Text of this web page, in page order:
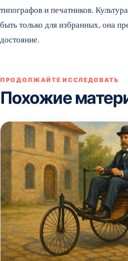
типографов и печатников.
быть только для избранных, она
достояние.
ПРОДОЛЖАЙТЕ ИССЛЕДОВАТЬ
Похожие